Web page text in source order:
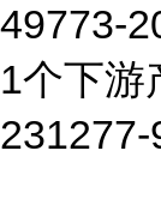
49773-
1个下游